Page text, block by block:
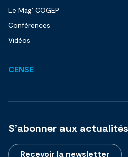
Le Mag’ COGEP
Conférences
Vidéos
CENSE
S’abonner aux
Recevoir la newsletter